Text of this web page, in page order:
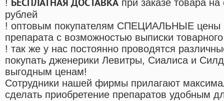
!
при заказе товара
рублей
! оптовым покупателям СПЕЦИАЛЬНЫЕ цены
препарата с возможностью выписки
! так же у нас постоянно проводятся
покупать дженерики Левитры, Сиалиса и
выгодным ценам!
Cотрудники нашей фирмы прилагают
сделать приобретение препаратов удобным